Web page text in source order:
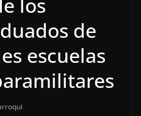
de
escuelas